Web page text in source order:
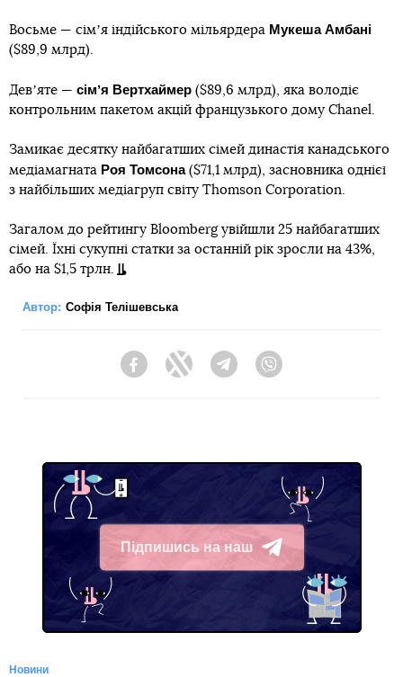
Восьме — сімʼя індійського мільярдера Мукеша Амбані
($89,9 млрд).
Девʼяте — сімʼя Вертхаймер ($89,6 млрд), яка володіє
контрольним пакетом акцій французького дому Chanel.
Замикає десятку найбагатших сімей династія канадського
медіамагната Роя Томсона($71,1 млрд), засновника однієї
з найбільших медіагруп світу Thomson Corporation.
Загалом до рейтингу Bloomberg увійшли 25 найбагатших
сімей. Їхні сукупні статки за останній рік зросли на 43%,
або на $1,5 трлн.
Автор: Софія Телішевська
FacebookTwitter Telegram
Підпишись на наш
Telegram
Новини